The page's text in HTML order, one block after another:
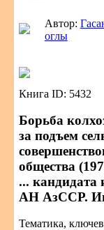
Автор:
оглы
Книга ID: 5432
Борьба
за подъем
общества
... кандидата
АН АзССР.
Тематика,